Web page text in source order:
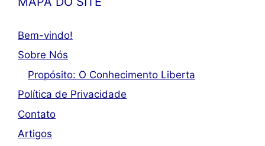
Bem-vindo!
Sobre Nós
Propósito: O Conhecimento Liberta
Política de Privacidade
Contato
Artigos